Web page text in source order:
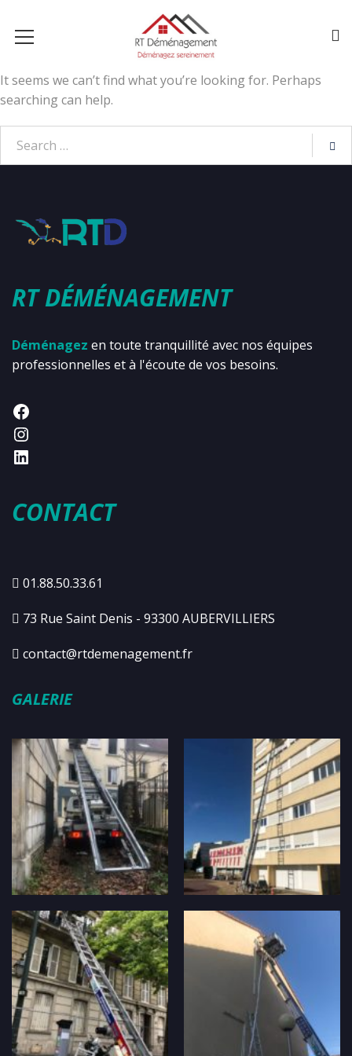
It seems we can’t find what you’re looking for. Perhaps
searching can help.
RT DÉMÉNAGEMENT
Déménagez en toute tranquillité avec nos équipes
professionnelles et à l'écoute de vos besoins.
CONTACT
01.88.50.33.61
73 Rue Saint Denis - 93300 AUBERVILLIERS
contact@rtdemenagement.fr
GALERIE